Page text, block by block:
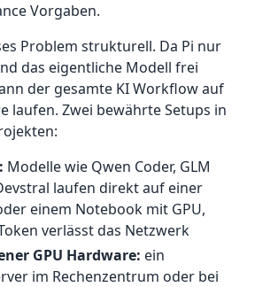
Vorgaben.
Problem strukturell. Da Pi nur
das eigentliche Modell frei
der gesamte KI Workflow auf
laufen. Zwei bewährte Setups in
Modelle wie Qwen Coder, GLM
laufen direkt auf einer
einem Notebook mit GPU,
verlässt das Netzwerk
GPU Hardware: ein
im Rechenzentrum oder bei